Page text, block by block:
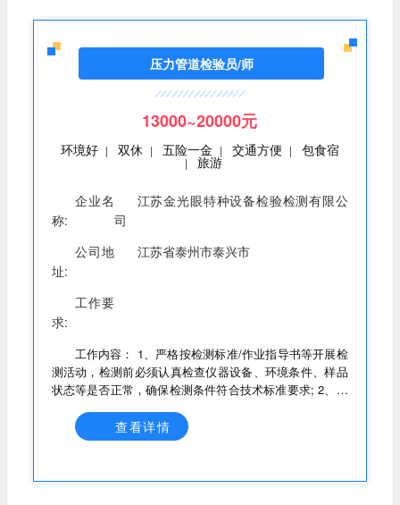
压力管道检验员/师
13000~20000元
环境好 | 双休 | 五险一金 | 交通方便 | 包食宿
| 旅游
企业名
称:
江苏金光眼特种设备检验检测有限公
司
公司地
址:
江苏省泰州市泰兴市
工作要
求:
工作内容： 1、严格按检测标准/作业指导书等开展检
测活动，检测前必须认真检查仪器设备、环境条件、样品
状态等是否正常，确保检测条件符合技术标准要求; 2、主
的服务; 3、做好检测全过程的原始记录 ; 4、负责仪器设
备使用过程中的日常维护 ; 5、遵守本公司的各项规章制
开展内部质量控制活动，参加能力验证与机构间比对，接
查看详情